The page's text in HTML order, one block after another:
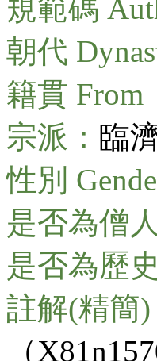
規範碼
朝代
籍貫 From
宗派： 臨
性別
是否為僧人
是否為歷
註解(精簡)
（